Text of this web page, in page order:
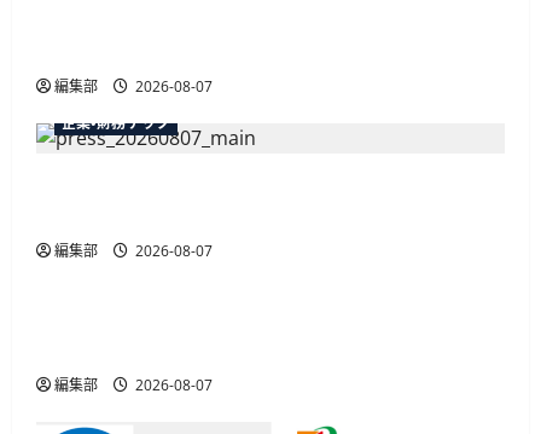
編集部
2026-08-07
企業・財務テック
編集部 2026-08-07
広告
編集部 2026-08-07